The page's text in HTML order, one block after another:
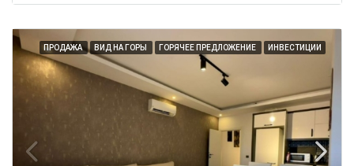
ПРОДАЖА ВИД НА ГОРЫ ГОРЯЧЕЕ ПРЕДЛОЖЕНИЕ ИНВЕСТИЦИИ